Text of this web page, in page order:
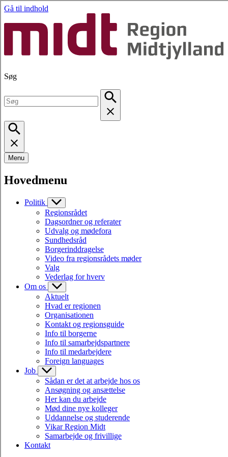
Gå til indhold
Søg
Menu
Hovedmenu
Politik
Regionsrådet
Dagsordner og referater
Udvalg og mødefora
Sundhedsråd
Borgerinddragelse
Video fra regionsrådets møder
Valg
Vederlag for hverv
Om os
Aktuelt
Hvad er regionen
Organisationen
Kontakt og regionsguide
Info til borgerne
Info til samarbejdspartnere
Info til medarbejdere
Foreign languages
Job
Sådan er det at arbejde hos os
Ansøgning og ansættelse
Her kan du arbejde
Mød dine nye kolleger
Uddannelse og studerende
Vikar Region Midt
Samarbejde og frivillige
Kontakt